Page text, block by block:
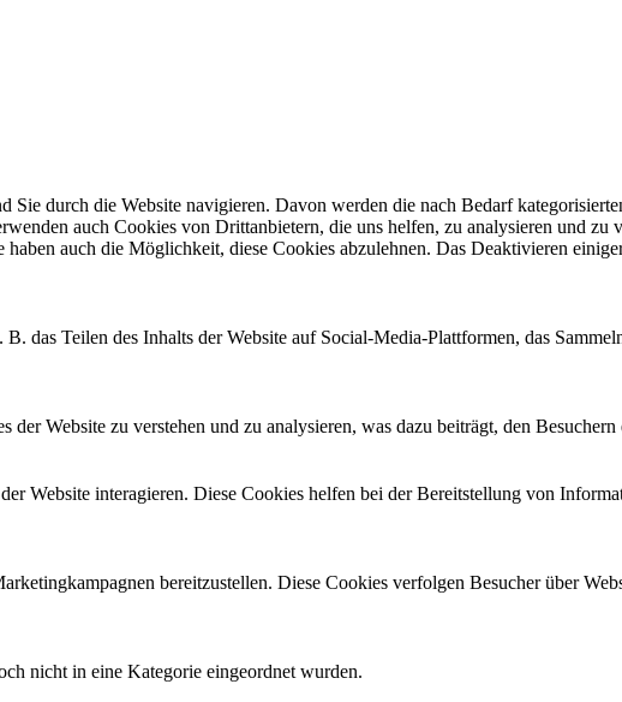
Sie durch die Website navigieren. Davon werden die nach Bedarf
auch Cookies von Drittanbietern, die uns helfen, zu analysieren und zu
auch die Möglichkeit, diese Cookies abzulehnen. Das Deaktivieren
das Teilen des Inhalts der Website auf Social-Media-Plattformen, das
Website zu verstehen und zu analysieren, was dazu beiträgt, den Besuchern
Website interagieren. Diese Cookies helfen bei der Bereitstellung von
bereitzustellen. Diese Cookies verfolgen Besucher über
nicht in eine Kategorie eingeordnet wurden.